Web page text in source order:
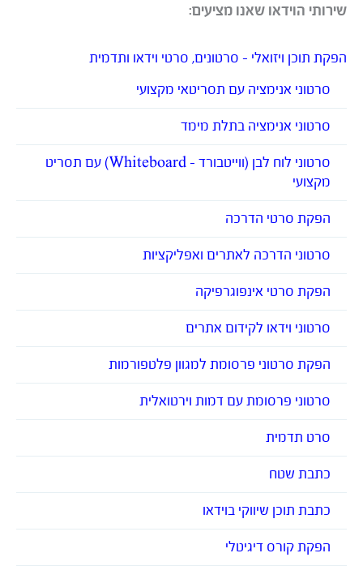
שירותי הוידאו שאנו מציעים:
הפקת תוכן ויזואלי – סרטונים, סרטי וידאו ותדמית
סרטוני אנימציה עם תסריטאי מקצועי
סרטוני אנימציה בתלת מימד
סרטוני לוח לבן (ווייטבורד – Whiteboard) עם תסריט
מקצועי
הפקת סרטי הדרכה
סרטוני הדרכה לאתרים ואפליקציות
הפקת סרטי אינפוגרפיקה
סרטוני וידאו לקידום אתרים
הפקת סרטוני פרסומת למגוון פלטפורמות
סרטוני פרסומת עם דמות וירטואלית
סרט תדמית
כתבת שטח
כתבת תוכן שיווקי בוידאו
הפקת קורס דיגיטלי